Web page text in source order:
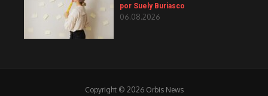
por Suely Buriasco
06.08.2026
Copyright © 2026 Orbis News